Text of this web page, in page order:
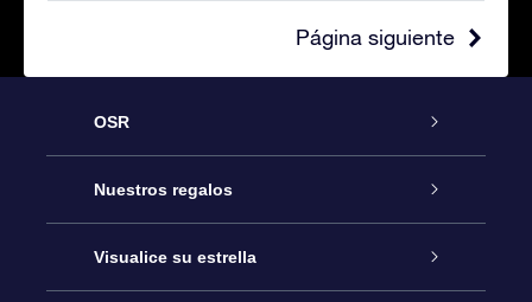
Página siguiente
OSR
Atención
Contáctanos
Nuestros regalos
Regalo Estrella Online
Visualice su estrella